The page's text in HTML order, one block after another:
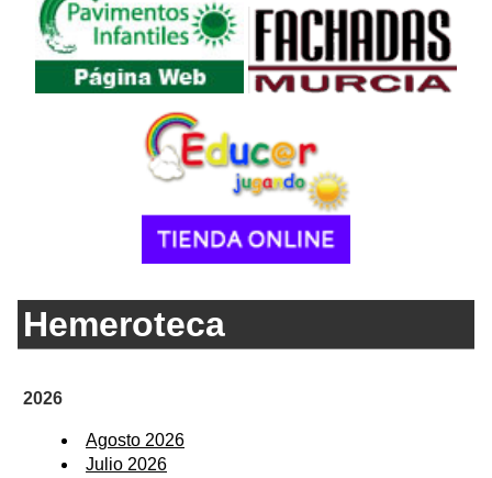
Hemeroteca
2026
Agosto 2026
Julio 2026